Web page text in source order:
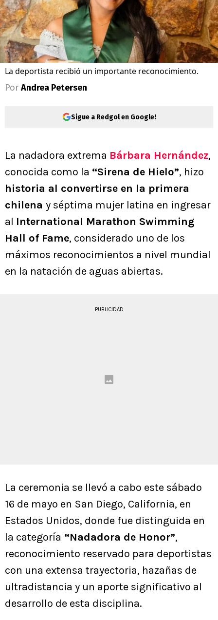
La deportista recibió un importante reconocimiento.
Por Andrea Petersen
Sigue a Redgol en Google!
La nadadora extrema Bárbara Hernández,
conocida como la “Sirena de Hielo”, hizo
historia al convertirse en la primera
chilena y séptima mujer latina en ingresar
al International Marathon Swimming
Hall of Fame, considerado uno de los
máximos reconocimientos a nivel mundial
en la natación de aguas abiertas.
PUBLICIDAD
La ceremonia se llevó a cabo este sábado
16 de mayo en San Diego, California, en
Estados Unidos, donde fue distinguida en
la categoría “Nadadora de Honor”,
reconocimiento reservado para deportistas
con una extensa trayectoria, hazañas de
ultradistancia y un aporte significativo al
desarrollo de esta disciplina.